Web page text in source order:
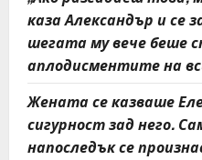
a
t
i
o
каза Александър и се
шегата му вече беше
аплодисментите на
Жената се казваше
сигурност зад него.
напоследък се